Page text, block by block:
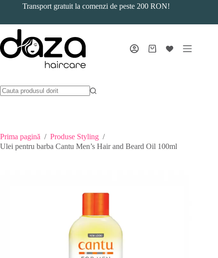
Transport gratuit la comenzi de peste 200 RON!
Coș
Prima pagină / Produse Styling /
Ulei pentru barba Cantu Men’s Hair and Beard Oil 100ml